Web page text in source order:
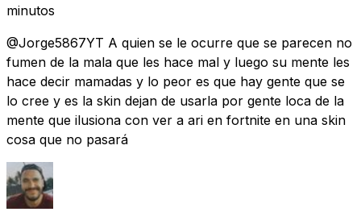
minutos
@Jorge5867YT A quien se le ocurre que se parecen no
fumen de la mala que les hace mal y luego su mente les
hace decir mamadas y lo peor es que hay gente que se
lo cree y es la skin dejan de usarla por gente loca de la
mente que ilusiona con ver a ari en fortnite en una skin
cosa que no pasará